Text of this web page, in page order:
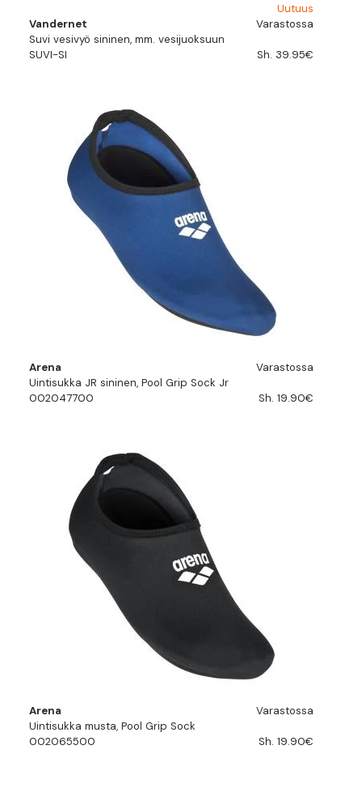
Uutuus
Vandernet
Varastossa
Suvi vesivyö sininen, mm. vesijuoksuun
SUVI-SI
Sh. 39.95€
Arena
Varastossa
Uintisukka JR sininen, Pool Grip Sock Jr
002047700
Sh. 19.90€
Arena
Varastossa
Uintisukka musta, Pool Grip Sock
002065500
Sh. 19.90€